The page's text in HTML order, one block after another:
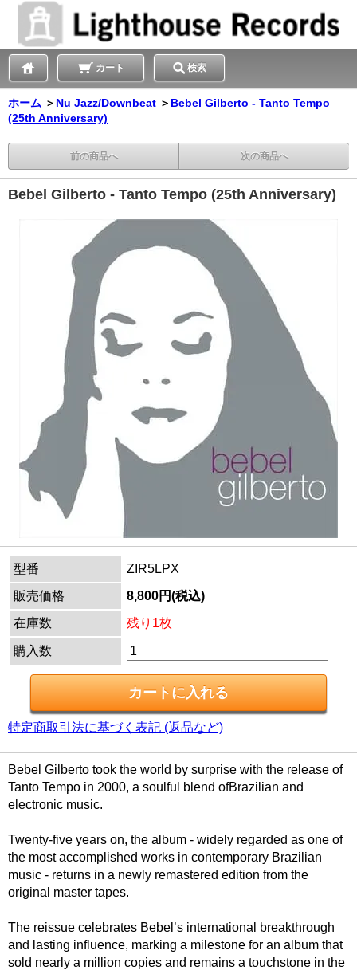
カート 検索
ホーム ＞ Nu Jazz/Downbeat ＞ Bebel Gilberto - Tanto Tempo
(25th Anniversary)
前の商品へ 次の商品へ
Bebel Gilberto - Tanto Tempo (25th Anniversary)
型番
ZIR5LPX
販売価格
8,800円(税込)
在庫数
残り1枚
購入数
特定商取引法に基づく表記 (返品など)
Bebel Gilberto took the world by surprise with the release of
Tanto Tempo in 2000, a soulful blend ofBrazilian and
electronic music.
Twenty-five years on, the album - widely regarded as one of
the most accomplished works in contemporary Brazilian
music - returns in a newly remastered edition from the
original master tapes.
The reissue celebrates Bebel’s international breakthrough
and lasting influence, marking a milestone for an album that
sold nearly a million copies and remains a touchstone in the